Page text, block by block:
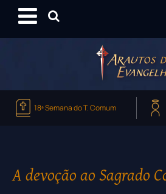
18ª Semana do T. Comum
A devoção ao Sagrado